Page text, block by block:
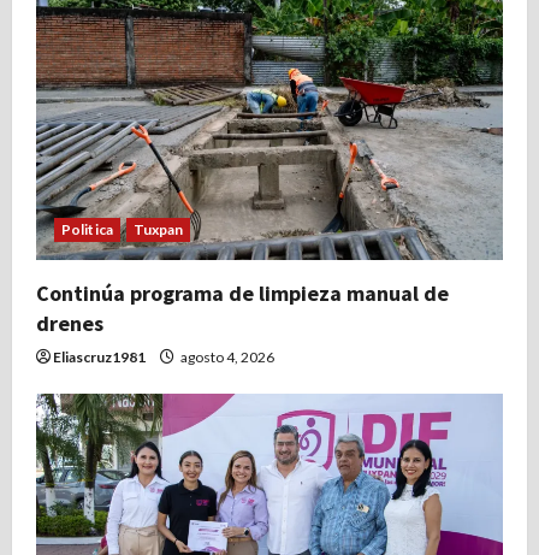
Politica Tuxpan
Continúa programa de limpieza manual de
drenes
Eliascruz1981 agosto 4, 2026